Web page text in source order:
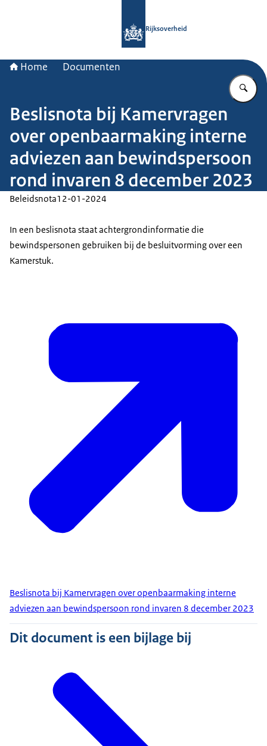
Rijksoverheid
Home Documenten
Beslisnota bij Kamervragen
over openbaarmaking interne
adviezen aan bewindspersoon
rond invaren 8 december 2023
Beleidsnota12-01-2024
In een beslisnota staat achtergrondinformatie die
bewindspersonen gebruiken bij de besluitvorming over een
Kamerstuk.
Beslisnota bij Kamervragen over openbaarmaking interne
adviezen aan bewindspersoon rond invaren 8 december 2023
Dit document is een bijlage bij